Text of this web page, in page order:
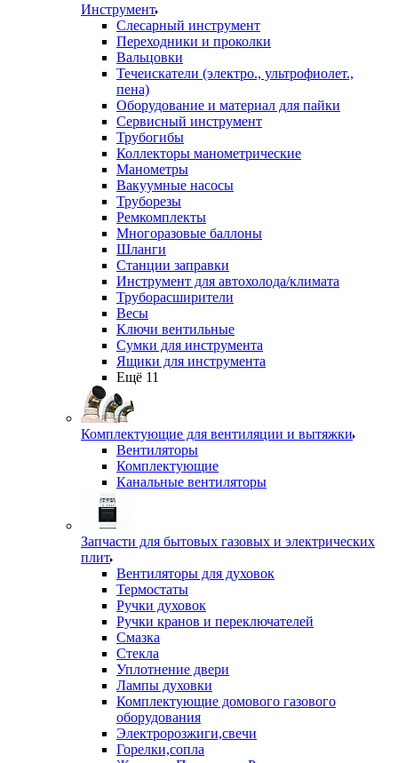
Инструмент
Слесарный инструмент
Переходники и проколки
Вальцовки
Течеискатели (электро., ультрофиолет.,
пена)
Оборудование и материал для пайки
Сервисный инструмент
Трубогибы
Коллекторы манометрические
Манометры
Вакуумные насосы
Труборезы
Ремкомплекты
Многоразовые баллоны
Шланги
Станции заправки
Инструмент для автохолода/климата
Труборасширители
Весы
Ключи вентильные
Сумки для инструмента
Ящики для инструмента
Ещё 11
Комплектующие для вентиляции и вытяжки
Вентиляторы
Комплектующие
Канальные вентиляторы
Запчасти для бытовых газовых и электрических
плит
Вентиляторы для духовок
Термостаты
Ручки духовок
Ручки кранов и переключателей
Смазка
Стекла
Уплотнение двери
Лампы духовки
Комплектующие домового газового
оборудования
Электророзжиги,свечи
Горелки,сопла